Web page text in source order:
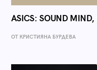
ASICS: SOUND MIND,
ОТ КРИСТИЯНА БУРДЕВА